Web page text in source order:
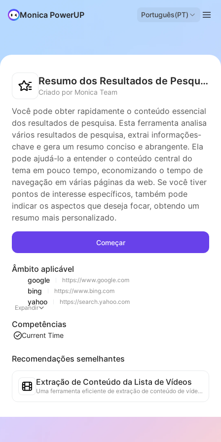
Monica PowerUP Português(PT)
Resumo dos Resultados de Pesquisa
Criado por Monica Team
Você pode obter rapidamente o conteúdo essencial
dos resultados de pesquisa. Esta ferramenta analisa
vários resultados de pesquisa, extrai informações-
chave e gera um resumo conciso e abrangente. Ela
pode ajudá-lo a entender o conteúdo central do
tema em pouco tempo, economizando o tempo de
navegação em várias páginas da web. Se você tiver
pontos de interesse específicos, também pode
indicar os aspectos que deseja focar, obtendo um
resumo mais personalizado.
Começar
Âmbito aplicável
google https://www.google.com
bing https://www.bing.com
yahoo
https://search.yahoo.com
Expandir
Competências
Current Time
Recomendações semelhantes
Extração de Conteúdo da Lista de Vídeos
Uma ferramenta eficiente de extração de conteúdo de vídeo da web, capaz de escanear rapidamente páginas da web e organizar as informações de vídeo em uma tabela Markdown estruturada.
Análise de Tendências de Rankings